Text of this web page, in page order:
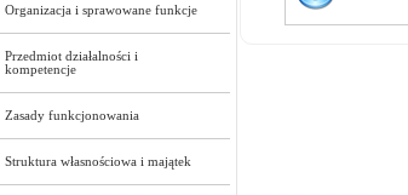
Organizacja i sprawowane funkcje
Przedmiot działalności i
kompetencje
Zasady funkcjonowania
Struktura własnościowa i majątek